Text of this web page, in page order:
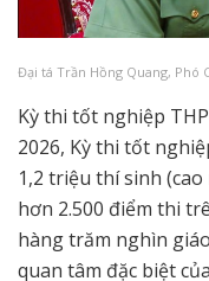
Đại tá Trần Hồng Quang, Phó
Kỳ thi tốt nghiệp
2026, Kỳ thi tốt
1,2 triệu thí sinh
hơn 2.500 điểm thi
hàng trăm nghìn
quan tâm đặc biệt